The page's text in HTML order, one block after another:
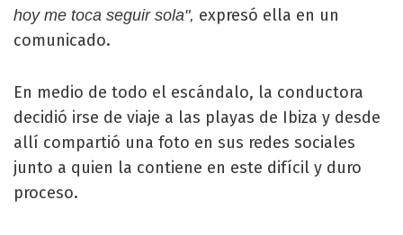
hoy me toca seguir sola", expresó ella en un
comunicado.
En medio de todo el escándalo, la conductora
decidió irse de viaje a las playas de Ibiza y desde
allí compartió una foto en sus redes sociales
junto a quien la contiene en este difícil y duro
proceso.